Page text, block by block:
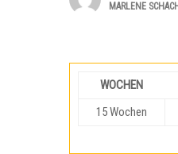
MARLENE
WOCHEN
15 Wochen